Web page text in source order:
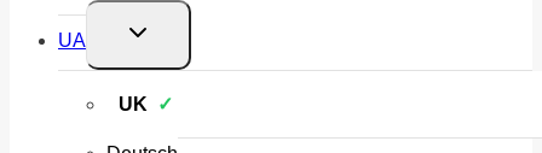
UA
Перемкнути
нащадка
UK